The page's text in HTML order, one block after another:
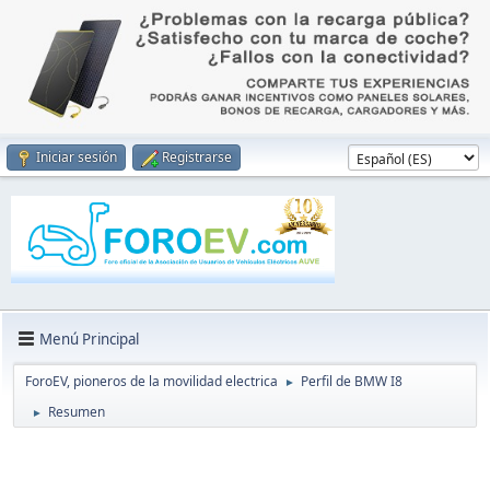
Iniciar sesión Registrarse
Menú Principal
ForoEV, pioneros de la movilidad electrica ► Perfil de BMW I8
► Resumen